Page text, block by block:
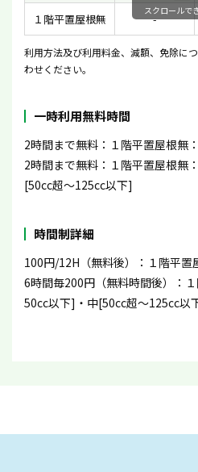
１階平置屋根無 -
スクロールで
利用方法及び利用料金、減額、免除に
わせください。
一時利用無料時間
2時間まで無料：１階平置屋根無
2時間まで無料：１階平置屋根無
[50cc超〜125cc以下]
時間制詳細
100円/12H（無料後）：１階平置
6時間毎200円（無料時間後）：
50cc以下]・中[50cc超〜125cc以